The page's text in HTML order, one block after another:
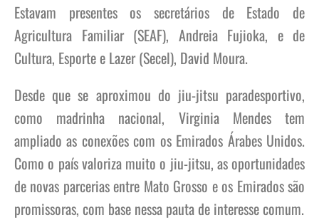
Estavam presentes os secretários de Estado de
Agricultura Familiar (SEAF), Andreia Fujioka, e de
Cultura, Esporte e Lazer (Secel), David Moura.
Desde que se aproximou do jiu-jitsu paradesportivo,
como madrinha nacional, Virginia Mendes tem
ampliado as conexões com os Emirados Árabes Unidos.
Como o país valoriza muito o jiu-jitsu, as oportunidades
de novas parcerias entre Mato Grosso e os Emirados são
promissoras, com base nessa pauta de interesse comum.